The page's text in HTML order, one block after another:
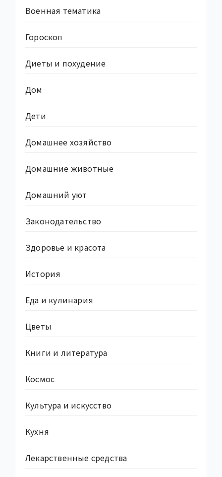
Военная тематика
Гороскоп
Диеты и похудение
Дом
Дети
Домашнее хозяйство
Домашние животные
Домашний уют
Законодательство
Здоровье и красота
История
Еда и кулинария
Цветы
Книги и литература
Космос
Культура и искусство
Кухня
Лекарственные средства